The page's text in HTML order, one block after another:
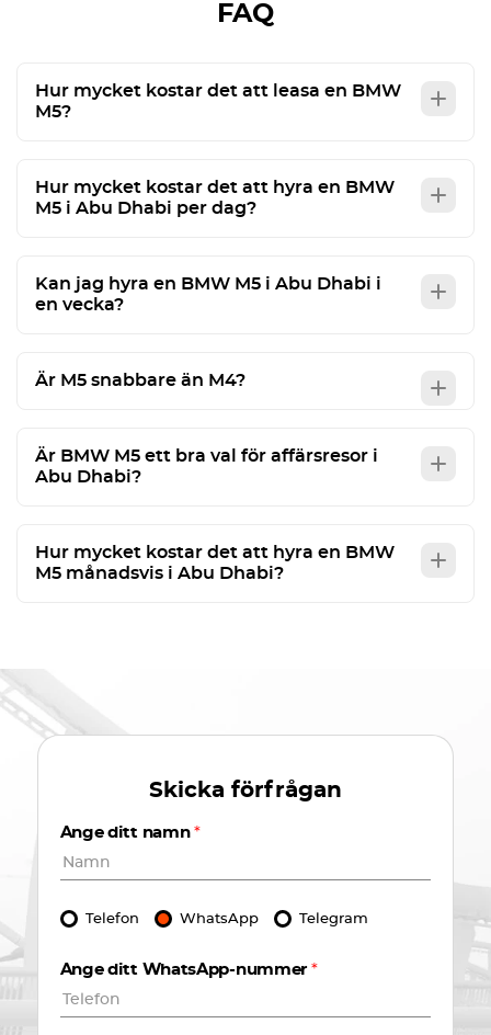
FAQ
Hur mycket kostar det att leasa en BMW
M5?
Hur mycket kostar det att hyra en BMW
M5 i Abu Dhabi per dag?
Kan jag hyra en BMW M5 i Abu Dhabi i
en vecka?
Är M5 snabbare än M4?
Är BMW M5 ett bra val för affärsresor i
Abu Dhabi?
Hur mycket kostar det att hyra en BMW
M5 månadsvis i Abu Dhabi?
Skicka förfrågan
Ange ditt namn*
Telefon WhatsApp Telegram
Ange ditt WhatsApp-nummer *